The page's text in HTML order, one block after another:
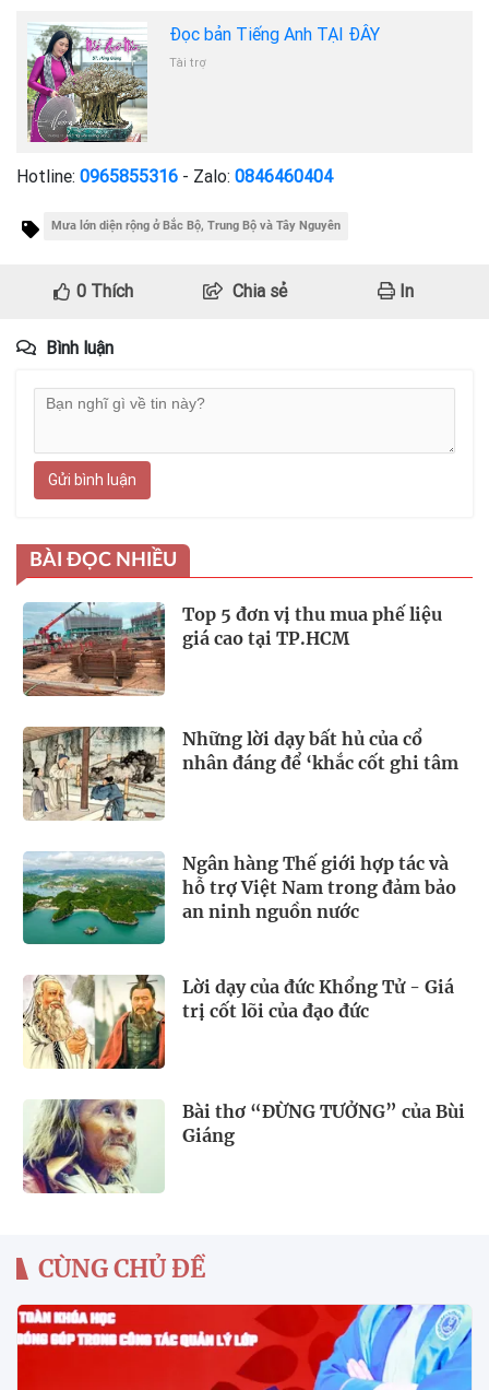
Đọc bản Tiếng Anh TẠI ĐÂY
Tài trợ
Hotline: 0965855316 - Zalo: 0846460404
Mưa lớn diện rộng ở Bắc Bộ, Trung Bộ và Tây Nguyên
0Thích Chia sẻ In
Bình luận
Gửi bình luận
BÀI ĐỌC NHIỀU
Top 5 đơn vị thu mua phế liệu
giá cao tại TP.HCM
Những lời dạy bất hủ của cổ
nhân đáng để ‘khắc cốt ghi tâm
Ngân hàng Thế giới hợp tác và
hỗ trợ Việt Nam trong đảm bảo
an ninh nguồn nước
Lời dạy của đức Khổng Tử - Giá
trị cốt lõi của đạo đức
Bài thơ “ĐỪNG TƯỞNG” của Bùi
Giáng
CÙNG CHỦ ĐỀ